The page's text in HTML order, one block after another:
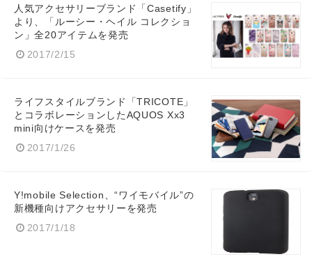
人気アクセサリーブランド「Casetify」
より、「ルーシー・ヘイル コレクショ
ン」全20アイテムを発売
2017/2/15
ライフスタイルブランド「TRICOTE」
とコラボレーションしたAQUOS Xx3
mini向けケースを発売
2017/1/26
Y!mobile Selection、“ワイモバイル”の
新機種向けアクセサリーを発売
2017/1/18